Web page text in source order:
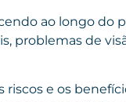
ao longo do
problemas de
e os